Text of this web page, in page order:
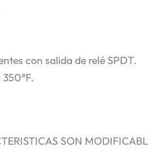
con salida de relé SPDT.
SON